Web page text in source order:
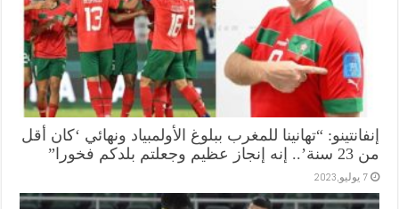
إنفانتينو: “تهانينا للمغرب ببلوغ الأولمبياد ونهائي ‘كان أقل
من 23 سنة’.. إنه إنجاز عظيم وجعلتم بلدكم فخورا”
7 يوليو,2023